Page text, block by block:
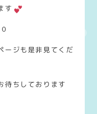
す
ージも是非見てくだ
待ちしております